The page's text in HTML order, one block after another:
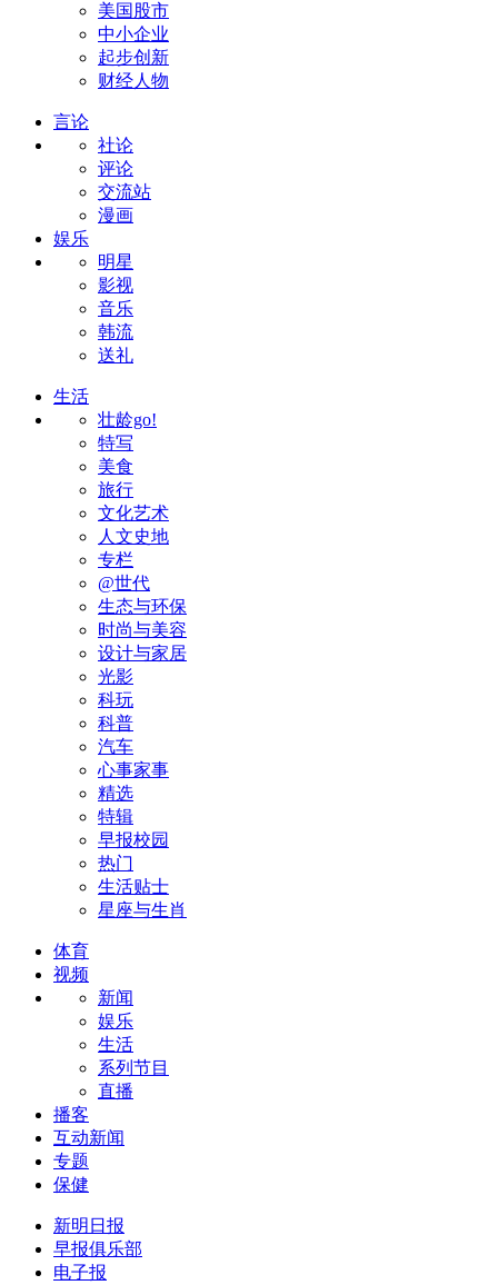
美国股市
中小企业
起步创新
财经人物
言论
社论
评论
交流站
漫画
娱乐
明星
影视
音乐
韩流
送礼
生活
壮龄go!
特写
美食
旅行
文化艺术
人文史地
专栏
@世代
生态与环保
时尚与美容
设计与家居
光影
科玩
科普
汽车
心事家事
精选
特辑
早报校园
热门
生活贴士
星座与生肖
体育
视频
新闻
娱乐
生活
系列节目
直播
播客
互动新闻
专题
保健
新明日报
早报俱乐部
电子报